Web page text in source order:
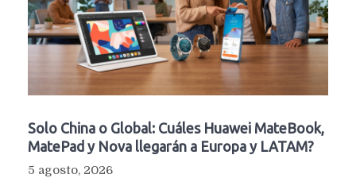
Solo China o Global: Cuáles Huawei MateBook,
MatePad y Nova llegarán a Europa y LATAM?
5 agosto, 2026